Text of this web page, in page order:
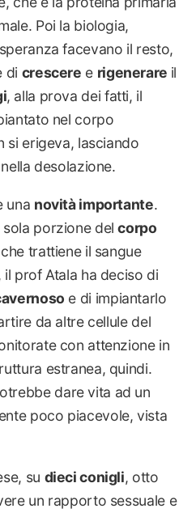
Poi la biologia,
facevano il resto,
di crescere e rigenerare il
, alla prova dei fatti, il
nel corpo
si erigeva, lasciando
desolazione.
una novità importante.
sola porzione delcorpo
trattiene il sangue
il prof Atala ha deciso di
e di impiantarlo
da altre cellule del
con attenzione in
estranea, quindi.
dare vita ad un
poco piacevole, vista
su dieci conigli, otto
un rapporto sessuale e